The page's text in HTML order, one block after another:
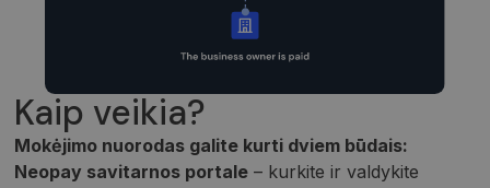
Kaip veikia?
Mokėjimo nuorodas galite kurti dviem būdais:
Neopay savitarnos portale – kurkite ir valdykite